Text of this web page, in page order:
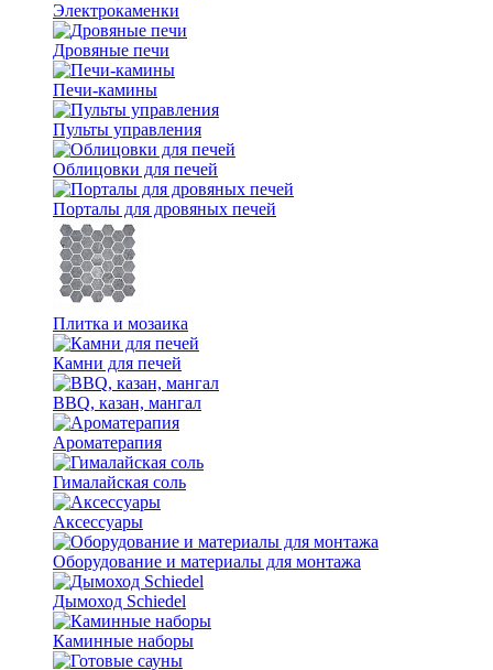
Электрокаменки
Дровяные печи
Печи-камины
Пульты управления
Облицовки для печей
Порталы для дровяных печей
Плитка и мозаика
Камни для печей
BBQ, казан, мангал
Ароматерапия
Гималайская соль
Аксессуары
Оборудование и материалы для монтажа
Дымоход Schiedel
Каминные наборы